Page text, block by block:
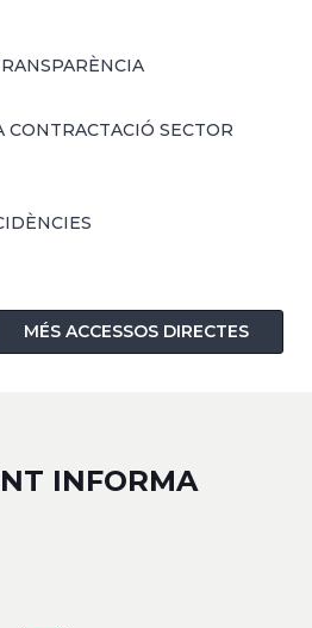
CONTRACTACIÓ SECTOR
MÉS ACCESSOS DIRECTES
INFORMA